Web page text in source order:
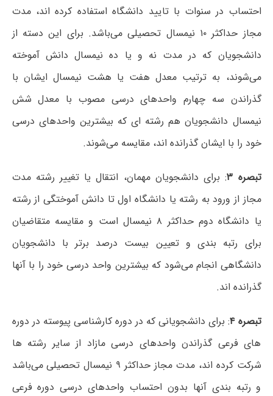
احتساب در سنوات با تایید دانشگاه استفاده کرده اند، مدت
مجاز حداکثر ۱۰ نیمسال تحصیلی می‌باشد. برای این دسته از
دانشجویان که در مدت نه و یا ده نیمسال دانش آموخته
می‌شوند، به ترتیب معدل هفت یا هشت نیمسال ایشان با
گذراندن سه چهارم واحدهای درسی مصوب با معدل شش
نیمسال دانشجویان هم رشته ای که بیشترین واحدهای درسی
خود را با ایشان گذرانده اند، مقایسه می‌شوند.
تبصره ۳
: برای دانشجویان مهمان، انتقال یا تغییر رشته مدت
مجاز از ورود به رشته یا دانشگاه اول تا دانش آموختگی از رشته
یا دانشگاه دوم حداکثر ۸ نیمسال است و مقایسه متقاضیان
برای رتبه بندی و تعیین بیست درصد برتر با دانشجویان
دانشگاهی انجام می‌شود که بیشترین واحد درسی خود را با آنها
گذرانده اند.
تبصره ۴ : برای دانشجویانی که در دوره کارشناسی پیوسته در دوره
های فرعی گذراندن واحدهای درسی مازاد از سایر رشته ها
شرکت کرده اند، مدت مجاز حداکثر ۹ نیمسال تحصیلی می‌باشد
و رتبه بندی آنها بدون احتساب واحدهای درسی دوره فرعی